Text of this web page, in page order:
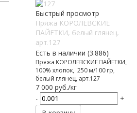
Быстрый просмотр
Пряжа КОРОЛЕВСКИЕ
ПАЙЕТКИ, белый глянец,
арт.127
Есть в наличии (3.886)
Пряжа КОРОЛЕВСКИЕ ПАЙЕТКИ,
100% хлопок, 250 м/100 гр,
белый глянец, арт.127
7 000 руб./кг
-
+